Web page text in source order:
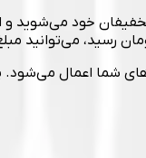
شما اعمال